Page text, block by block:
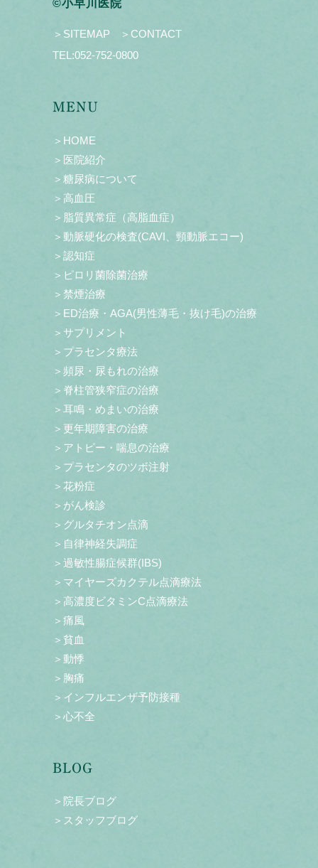
©小早川医院
＞SITEMAP
＞CONTACT
TEL:052-752-0800
MENU
＞HOME
＞医院紹介
＞糖尿病について
＞高血圧
＞脂質異常症（高脂血症）
＞動脈硬化の検査(CAVI、頸動脈エコー)
＞認知症
＞ピロリ菌除菌治療
＞禁煙治療
＞ED治療・AGA(男性薄毛・抜け毛)の治療
＞サプリメント
＞プラセンタ療法
＞頻尿・尿もれの治療
＞脊柱管狭窄症の治療
＞耳鳴・めまいの治療
＞更年期障害の治療
＞アトピー・喘息の治療
＞プラセンタのツボ注射
＞花粉症
＞がん検診
＞グルタチオン点滴
＞自律神経失調症
＞過敏性腸症候群(IBS)
＞マイヤーズカクテル点滴療法
＞高濃度ビタミンC点滴療法
＞痛風
＞貧血
＞動悸
＞胸痛
＞インフルエンザ予防接種
＞心不全
BLOG
＞院長ブログ
＞スタッフブログ